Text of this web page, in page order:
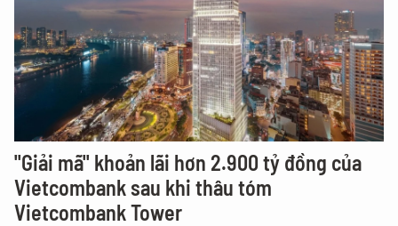
"Giải mã" khoản lãi hơn 2.900 tỷ đồng của
Vietcombank sau khi thâu tóm
Vietcombank Tower